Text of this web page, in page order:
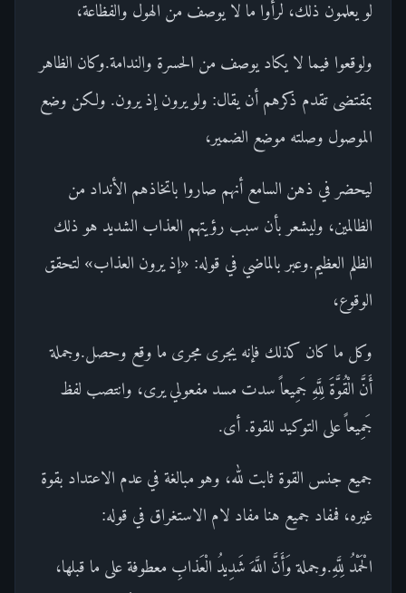
لو يعلمون ذلك، لرأوا ما لا يوصف من الهول والفظاعة،
ولوقعوا فيما لا يكاد يوصف من الحسرة والندامة.وكان الظاهر
بمقتضى تقدم ذكرهم أن يقال: ولو يرون إذ يرون. ولكن وضع
الموصول وصلته موضع الضمير،
ليحضر في ذهن السامع أنهم صاروا باتخاذهم الأنداد من
الظالمين، وليشعر بأن سبب رؤيتهم العذاب الشديد هو ذلك
الظلم العظيم.وعبر بالماضي في قوله: «إذ يرون العذاب» لتحقق
الوقوع،
وكل ما كان كذلك فإنه يجرى مجرى ما وقع وحصل.وجملة
أَنَّ الْقُوَّةَ لِلَّهِ جَمِيعاً سدت مسد مفعولي يرى، وانتصب لفظ
جَمِيعاً على التوكيد للقوة. أى.
جميع جنس القوة ثابت لله، وهو مبالغة في عدم الاعتداد بقوة
غيره، فمفاد جميع هنا مفاد لام الاستغراق في قوله:
الْحَمْدُ لِلَّهِ.وجملة وَأَنَّ اللَّهَ شَدِيدُ الْعَذابِ معطوفة على ما قبلها،